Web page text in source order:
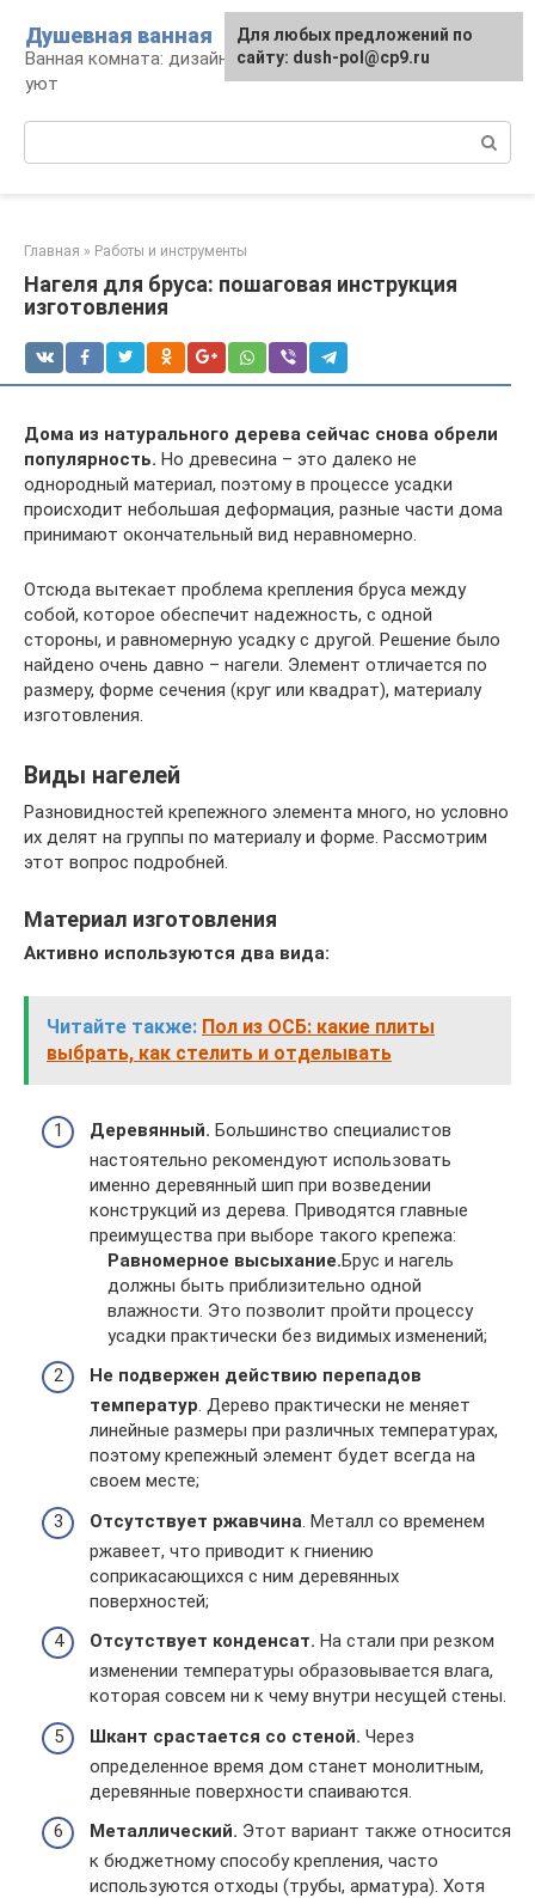
контенту
Душевная ванная
Ванная комната: дизайн, саноборудование,
уют
Главная » Работы и инструменты
Нагеля для бруса: пошаговая инструкция
изготовления
Дома из натурального дерева сейчас снова обрели
популярность. Но древесина – это далеко не
однородный материал, поэтому в процессе усадки
происходит небольшая деформация, разные части дома
принимают окончательный вид неравномерно.
Отсюда вытекает проблема крепления бруса между
собой, которое обеспечит надежность, с одной
стороны, и равномерную усадку с другой. Решение было
найдено очень давно – нагели. Элемент отличается по
размеру, форме сечения (круг или квадрат), материалу
изготовления.
Виды нагелей
Разновидностей крепежного элемента много, но условно
их делят на группы по материалу и форме. Рассмотрим
этот вопрос подробней.
Материал изготовления
Активно используются два вида:
Читайте также: Пол из ОСБ: какие плиты
выбрать, как стелить и отделывать
Деревянный. Большинство специалистов
настоятельно рекомендуют использовать
именно деревянный шип при возведении
конструкций из дерева. Приводятся главные
преимущества при выборе такого крепежа:
Равномерное высыхание.Брус и нагель
должны быть приблизительно одной
влажности. Это позволит пройти процессу
усадки практически без видимых изменений;
Не подвержен действию перепадов
температур. Дерево практически не меняет
линейные размеры при различных температурах,
поэтому крепежный элемент будет всегда на
своем месте;
Отсутствует ржавчина . Металл со временем
ржавеет, что приводит к гниению
соприкасающихся с ним деревянных
поверхностей;
Отсутствует конденсат. На стали при резком
изменении температуры образовывается влага,
которая совсем ни к чему внутри несущей стены.
Шкант срастается со стеной. Через
определенное время дом станет монолитным,
деревянные поверхности спаиваются.
Металлический. Этот вариант также относится
к бюджетному способу крепления, часто
используются отходы (трубы, арматура). Хотя
Для любых предложений по
сайту: dush-pol@cp9.ru